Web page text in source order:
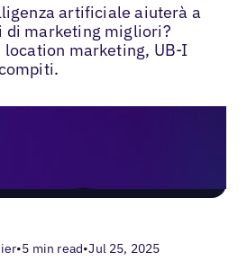
artificiale aiuterà a
di marketing migliori?
location marketing, UB-I
•5 min read•Jul 25, 2025